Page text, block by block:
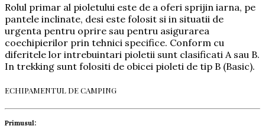
Rolul primar al pioletului este de a oferi sprijin iarna, pe
pantele inclinate, desi este folosit si in situatii de
urgenta pentru oprire sau pentru asigurarea
coechipierilor prin tehnici specifice. Conform cu
diferitele lor intrebuintari pioletii sunt clasificati A sau B.
In trekking sunt folositi de obicei pioleti de tip B (Basic).
ECHIPAMENTUL DE CAMPING
Primusul: